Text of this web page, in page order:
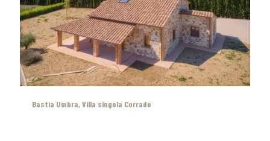
Bastia Umbra, Villa singola Corrado